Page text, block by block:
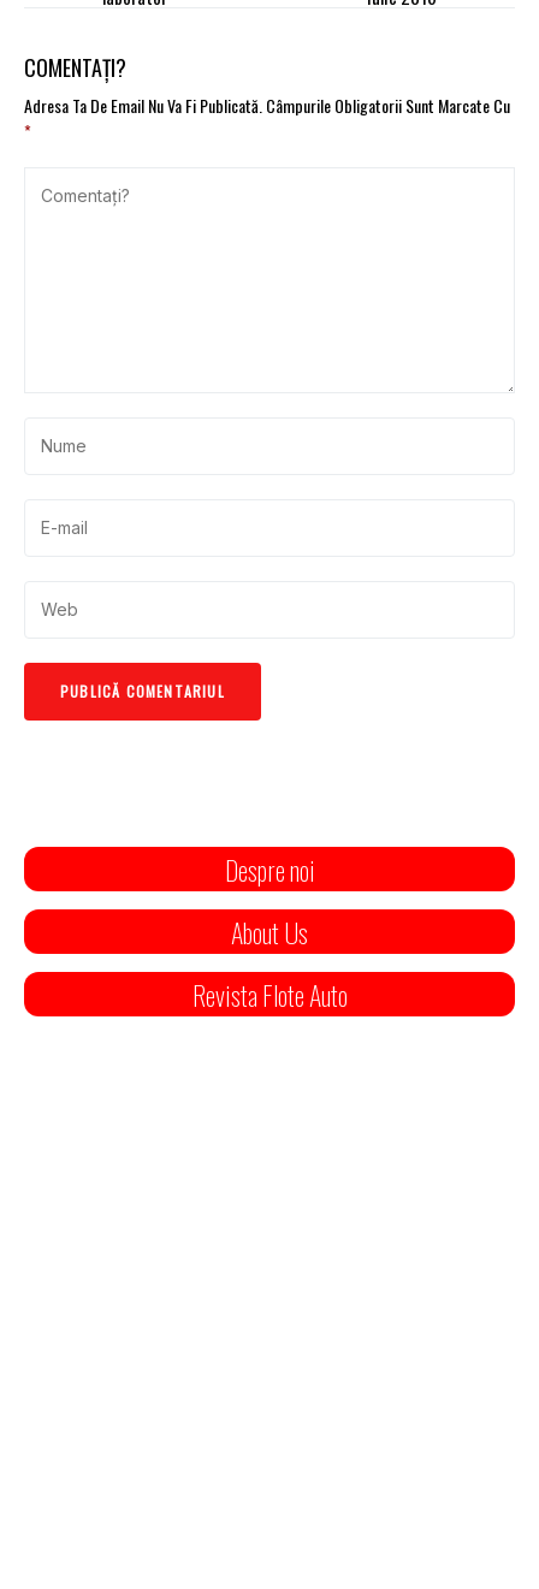
COMENTAȚI?
Adresa Ta De Email Nu Va Fi Publicată.Câmpurile Obligatorii Sunt Marcate Cu
*
Despre noi
About Us
Revista Flote Auto